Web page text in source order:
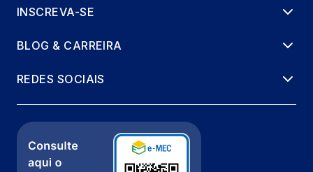
INSCREVA-SE
BLOG & CARREIRA
REDES SOCIAIS